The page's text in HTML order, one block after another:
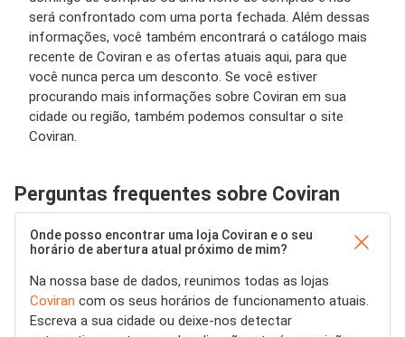
será confrontado com uma porta fechada. Além dessas
informações, você também encontrará o catálogo mais
recente de Coviran e as ofertas atuais aqui, para que
você nunca perca um desconto. Se você estiver
procurando mais informações sobre Coviran em sua
cidade ou região, também podemos consultar o site
Coviran.
Perguntas frequentes sobre Coviran
Onde posso encontrar uma loja Coviran e o seu
horário de abertura atual próximo de mim?
Na nossa base de dados, reunimos todas as lojas
Coviran com os seus horários de funcionamento atuais.
Escreva a sua cidade ou deixe-nos detectar